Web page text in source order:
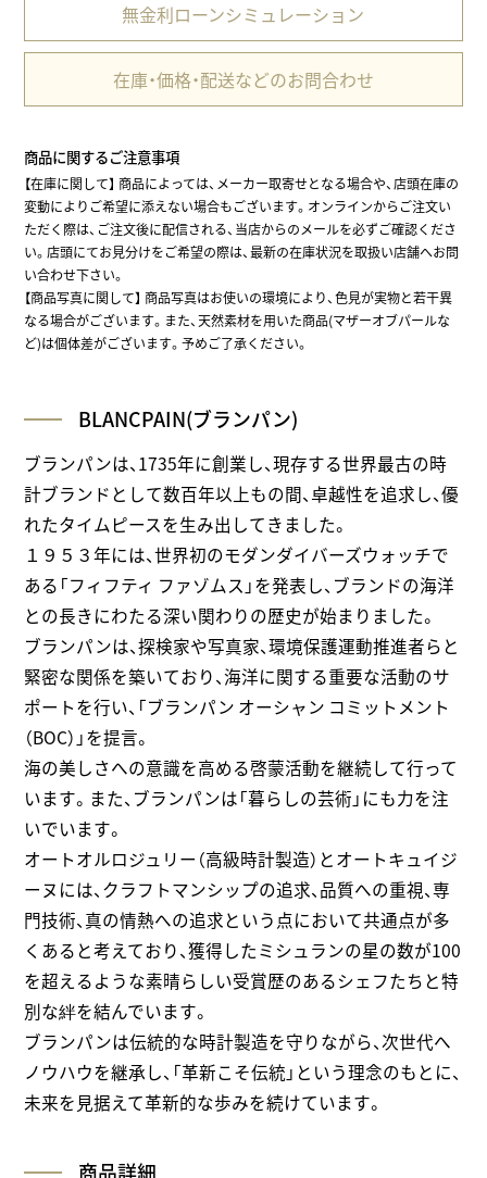
無金利ローンシミュレーション
在庫・価格・配送などのお問合わせ
商品に関するご注意事項
【在庫に関して】商品によっては、メーカー取寄せとなる場合や、店頭在庫の
変動によりご希望に添えない場合もございます。オンラインからご注文い
ただく際は、ご注文後に配信される、当店からのメールを必ずご確認くださ
い。店頭にてお見分けをご希望の際は、最新の在庫状況を取扱い店舗へお問
い合わせ下さい。
【商品写真に関して】 商品写真はお使いの環境により、色見が実物と若干異
なる場合がございます。また、天然素材を用いた商品(マザーオブパールな
ど)は個体差がございます。予めご了承ください。
BLANCPAIN(ブランパン)
ブランパンは、1735年に創業し、現存する世界最古の時
計ブランドとして数百年以上もの間、卓越性を追求し、優
れたタイムピースを生み出してきました。
１９５３年には、世界初のモダンダイバーズウォッチで
ある「フィフティ ファゾムス」を発表し、ブランドの海洋
との長きにわたる深い関わりの歴史が始まりました。
ブランパンは、探検家や写真家、環境保護運動推進者らと
緊密な関係を築いており、海洋に関する重要な活動のサ
ポートを行い、「ブランパン オーシャン コミットメント
（BOC）」を提言。
海の美しさへの意識を高める啓蒙活動を継続して行って
います。また、ブランパンは「暮らしの芸術」にも力を注
いでいます。
オートオルロジュリー（高級時計製造）とオートキュイジ
ーヌには、クラフトマンシップの追求、品質への重視、専
門技術、真の情熱への追求という点において共通点が多
くあると考えており、獲得したミシュランの星の数が100
を超えるような素晴らしい受賞歴のあるシェフたちと特
別な絆を結んでいます。
ブランパンは伝統的な時計製造を守りながら、次世代へ
ノウハウを継承し、「革新こそ伝統」という理念のもとに、
未来を見据えて革新的な歩みを続けています。